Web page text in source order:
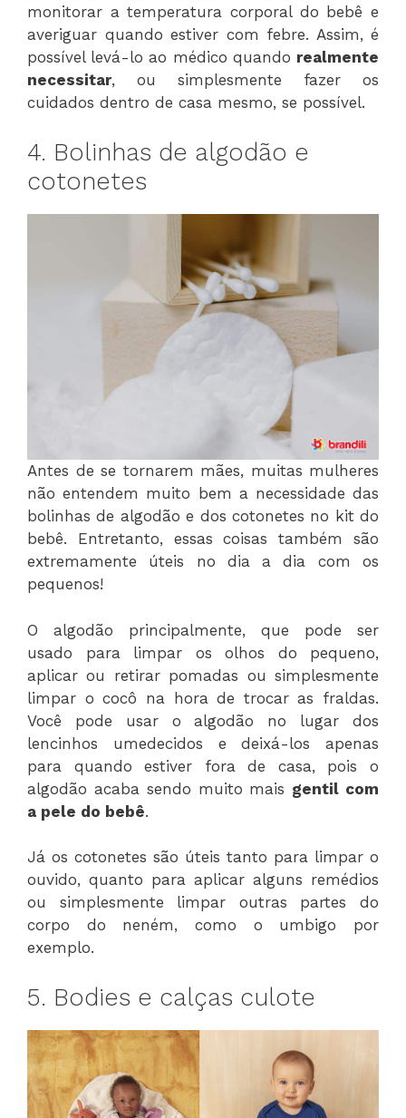
monitorar a temperatura corporal do bebê e
averiguar quando estiver com febre. Assim, é
possível levá-lo ao médico quando realmente
necessitar, ou simplesmente fazer os
cuidados dentro de casa mesmo, se possível.
4. Bolinhas de algodão e
cotonetes
Antes de se tornarem mães, muitas mulheres
não entendem muito bem a necessidade das
bolinhas de algodão e dos cotonetes no kit do
bebê. Entretanto, essas coisas também são
extremamente úteis no dia a dia com os
pequenos!
O algodão principalmente, que pode ser
usado para limpar os olhos do pequeno,
aplicar ou retirar pomadas ou simplesmente
limpar o cocô na hora de trocar as fraldas.
Você pode usar o algodão no lugar dos
lencinhos umedecidos e deixá-los apenas
para quando estiver fora de casa, pois o
algodão acaba sendo muito mais gentil com
a pele do bebê.
Já os cotonetes são úteis tanto para limpar o
ouvido, quanto para aplicar alguns remédios
ou simplesmente limpar outras partes do
corpo do neném, como o umbigo por
exemplo.
5. Bodies e calças culote